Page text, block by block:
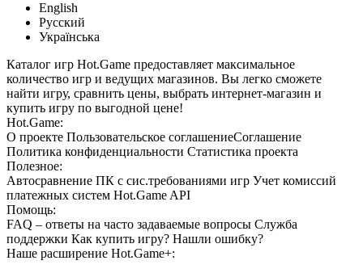
English
Русский
Українська
Каталог игр Hot.Game предоставляет максимальное
количество игр и ведущих магазинов. Вы легко сможете
найти игру, сравнить цены, выбрать интернет-магазин и
купить игру по выгодной цене!
Hot.Game:
О проекте Пользовательское соглашениеСоглашение
Политика конфиденциальности Статистика проекта
Полезное:
Автосравнение ПК с сис.требованиями игр Учет комиссий
платежных систем Hot.Game API
Помощь:
FAQ – ответы на часто задаваемые вопросы Служба
поддержки Как купить игру? Нашли ошибку?
Наше расширение Hot.Game+: